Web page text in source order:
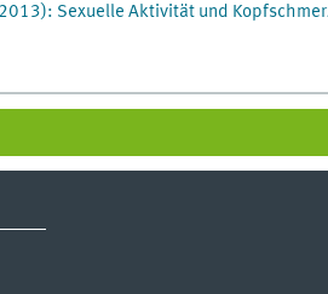
Sexuelle Aktivität und